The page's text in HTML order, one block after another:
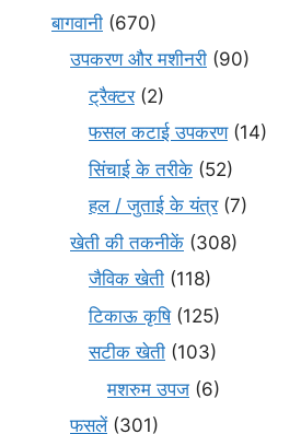
बागवानी (670)
उपकरण और मशीनरी (90)
ट्रैक्टर(2)
फसल कटाई उपकरण(14)
सिंचाई के तरीके (52)
हल / जुताई के यंत्र(7)
खेती की तकनीकें (308)
जैविक खेती (118)
टिकाऊ कृषि(125)
सटीक खेती (103)
मशरुम उपज (6)
फसलें(301)